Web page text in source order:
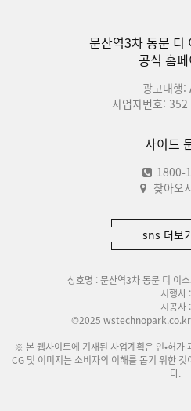
문산역3차 동문 디
공식 홈
광고대행:
사업자번호:
사이드
1800-
찾아오
sns 더보
상호명 : 문산역3차 동문 디 이
시행사 :
시공사 :
©2025
※ 본 웹사이트에 기재된 사업계획은 인•허가
CG 및 이미지는 소비자의 이해를 돕기 위한
다.